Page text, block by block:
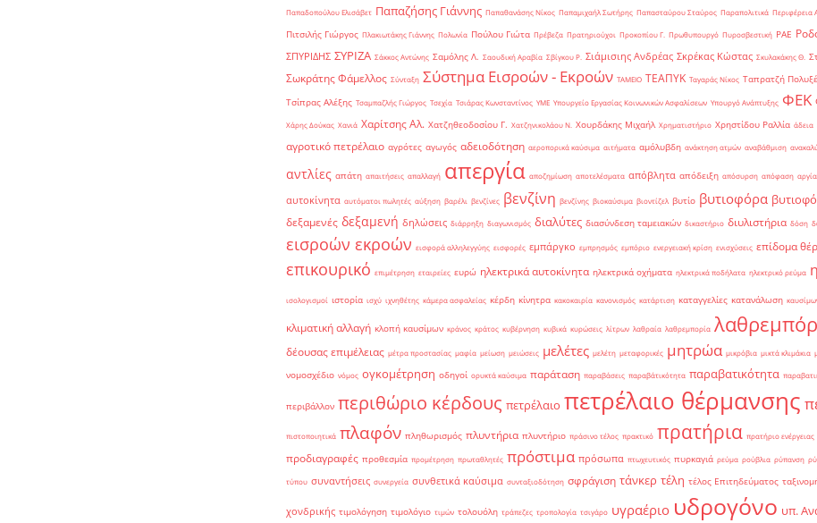
Παπαδοπούλου Ελισάβετ Παπαζήσης Γιάννης Παπαθανάσης Νίκος Παπαμιχαήλ Σωτήρης Παπασταύρου Σταύρος Παραπολιτικά Περιφέρεια
Πιτσιλής Γιώργος Πλακιωτάκης Γιάννης Πολωνία Πούλου Γιώτα Πρέβεζα Πρατηριούχοι Προκοπίου Γ. Πρωθυπουργό Πυροσβεστική ΡΑΕ
ΣΠΥΡΙΔΗΣ ΣΥΡΙΖΑ Σάκκος Αντώνης Σαμόλης Λ. Σαουδική Αραβία Σβίγκου Ρ. Σιάμισιης Ανδρέας Σκρέκας Κώστας Σκυλακάκης Θ.
Σωκράτης Φάμελλος Σύνταξη Σύστημα Εισροών - Εκροών ΤΑΜΕΙΟ ΤΕΑΠΥΚ Ταγαράς Νίκος Ταπρατζή
Τσίπρας Αλέξης Τσαμπαζλής Γιώργος Τσεχία Τσιάρας Κωνσταντίνος ΥΜΕ Υπουργείο Εργασίας Κοινωνικών Ασφαλίσεων Υπουργό Ανάπτυξης ΦΕΚ
Χάρης Δούκας Χανιά Χαρίτσης Αλ. Χατζηθεοδοσίου Γ. Χατζηνικολάου Ν. Χουρδάκης Μιχαήλ Χρηματιστήριο Χρηστίδου Ραλλία άδεια
αγροτικό πετρέλαιο αγρότες αγωγός αδειοδότηση αεροπορικά καύσιμα αιτήματα αμόλυβδη ανάκτηση ατμών αναβάθμιση
αντλίες απάτη απαιτήσεις απαλλαγή απεργία αποζημίωση αποτελέσματα απόβλητα απόδειξη απόσυρση απόφαση αργία
αυτοκίνητα αυτόματοι πωλητές αύξηση βαρέλι βενζίνες βενζίνη βενζίνης βιοκαύσιμα βιοντίζελ βυτίο βυτιοφόρα
δεξαμενές δεξαμενή δηλώσεις διάρρηξη διαγωνισμός διαλύτες διασύνδεση ταμειακών δικαστήριο διυλιστήρια δόση
εισροών εκροών εισφορά αλληλεγγύης εισφορές εμπάργκο εμπρησμός εμπόριο ενεργειακή κρίση ενισχύσεις επίδομα
επικουρικό επιμέτρηση εταιρείες ευρώ ηλεκτρικά αυτοκίνητα ηλεκτρικά οχήματα ηλεκτρικά ποδήλατα ηλεκτρικό ρεύμα
ισολογισμοί ιστορία ισχύ ιχνηθέτης κάμερα ασφαλείας κέρδη κίνητρα κακοκαιρία κανονισμός κατάρτιση καταγγελίες κατανάλωση
κλιματική αλλαγή κλοπή καυσίμων κράνος κράτος κυβέρνηση κυβικά κυρώσεις λίτρων λαθραία λαθρεμπορία
δέουσας επιμέλειας μέτρα προστασίας μαφία μείωση μειώσεις μελέτες μελέτη μεταφορικές μητρώα μικρόβια μικτά κλιμάκια
νομοσχέδιο νόμος ογκομέτρηση οδηγοί ορυκτά καύσιμα παράταση παραβάσεις παραβάτικότητα παραβατικότητα
περιβάλλον περιθώριο κέρδους πετρέλαιο πετρέλαιο θέρμανσης
πιστοποιητικά πλαφόν πληθωρισμός πλυντήρια πλυντήριο πράσινο τέλος πρακτικό πρατήρια πρατήριο ενέργειας
προδιαγραφές προθεσμία προμέτρηση πρωταθλητές πρόστιμα πρόσωπα πτωχευτικός πυρκαγιά ρεύμα ρούβλια ρύπανση
τύπου συναντήσεις συνεργεία συνθετικά καύσιμα συνταξιοδότηση σφράγιση τάνκερ τέλη τέλος Επιτηδεύματος
χονδρικής τιμολόγηση τιμολόγιο τιμών τολουόλη τράπεζες τροπολογία τσιγάρο υγραέριο υδρογόνο υπ.